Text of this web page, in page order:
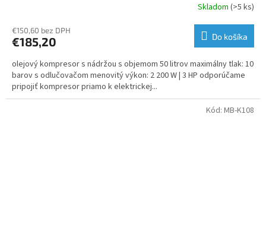
Skladom (>5 ks)
€150,60 bez DPH
€185,20 Do košíka
olejový kompresor s nádržou s objemom 50 litrov maximálny tlak: 10
barov s odlučovačom menovitý výkon: 2 200 W | 3 HP odporúčame
pripojiť kompresor priamo k elektrickej...
Kód: MB-K108